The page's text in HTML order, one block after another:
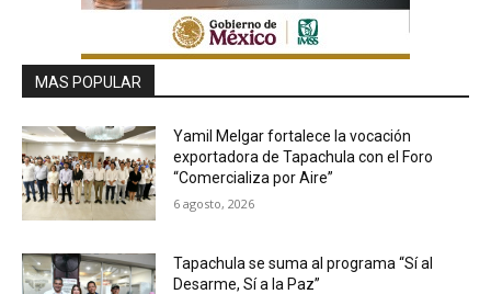
MAS POPULAR
Yamil Melgar fortalece la vocación
exportadora de Tapachula con el Foro
“Comercializa por Aire”
6 agosto, 2026
Tapachula se suma al programa “Sí al
Desarme, Sí a la Paz”